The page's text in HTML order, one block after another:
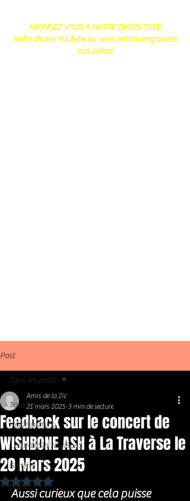
ABONNEZ VOUS A NOTRE ZIKERS TUBE.
Notre chaine Youtube ou vous retrouverez toutes
nos videos
Post
Tous les posts
NOS SORTIES
LES INDISPENSABLES
Général
Blues
Tous les posts
Feedback sur le concert de
WISHBONE ASH à La Traverse le
20 Mars 2025
Amis de la Zic
21 mars 2025 3 min de lecture
Noté NaN étoiles sur 5.
Aussi curieux que cela puisse